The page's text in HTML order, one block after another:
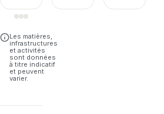
Les matières,
infrastructures
et activités
sont données
à titre indicatif
et peuvent
varier.